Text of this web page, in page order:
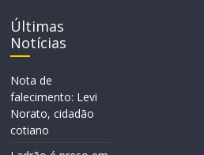
Últimas
Notícias
Nota de
falecimento: Levi
Norato, cidadão
cotiano